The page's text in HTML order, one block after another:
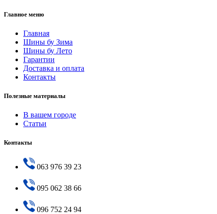
Главное меню
Главная
Шины бу Зима
Шины бу Лето
Гарантии
Доставка и оплата
Контакты
Полезные материалы
В вашем городе
Статьи
Контакты
063 976 39 23
095 062 38 66
096 752 24 94